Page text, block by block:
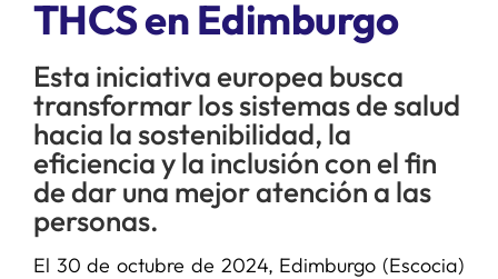
SERVICIOS
APOYO I+D+I
NOTICIAS
THCS en Edimburgo
Esta iniciativa europea busca
transformar los sistemas de salud
hacia la sostenibilidad, la
eficiencia y la inclusión con el fin
de dar una mejor atención a las
personas.
El 30 de octubre de 2024, Edimburgo (Escocia)